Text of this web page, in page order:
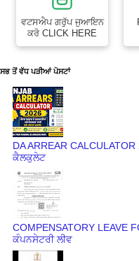
ਵਟਸਐਪ ਗਰੁੱਪ ਜੁਆਇਨ
ਕਰੋ CLICK HERE
ਸਭ ਤੋਂ ਵੱਧ ਪੜੀਆਂ ਪੋਸਟਾਂ
DA ARREAR
ਕੈਲਕੁਲੇਟ
COMPENSATORY LEAVE
ਕੰਪਨਸੇਟਰੀ ਲੀਵ